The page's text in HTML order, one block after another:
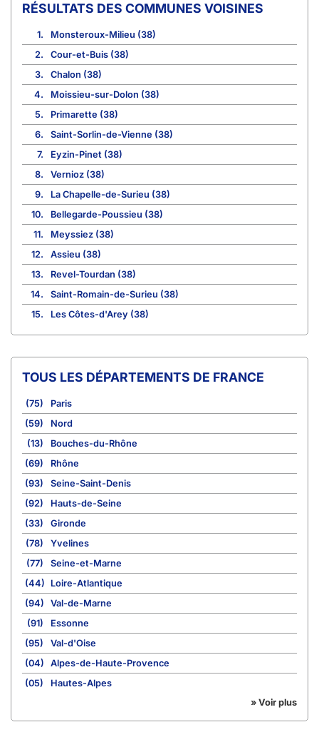
COMMUNES VOISINES
1.
Monsteroux-Milieu (38)
2.
Cour-et-Buis (38)
3.
Chalon (38)
4.
Moissieu-sur-Dolon (38)
5.
Primarette (38)
6.
Saint-Sorlin-de-Vienne (38)
7.
Eyzin-Pinet (38)
8.
Vernioz (38)
9.
La Chapelle-de-Surieu (38)
10.
Bellegarde-Poussieu (38)
11.
Meyssiez (38)
12.
Assieu (38)
13.
Revel-Tourdan (38)
14.
Saint-Romain-de-Surieu (38)
15.
Les Côtes-d'Arey (38)
TOUS LES DÉPARTEMENTS DE FRANCE
(75)
Paris
(59)
Nord
(13)
Bouches-du-Rhône
(69)
Rhône
(93)
Seine-Saint-Denis
(92)
Hauts-de-Seine
(33)
Gironde
(78)
Yvelines
(77)
Seine-et-Marne
(44)
Loire-Atlantique
(94)
Val-de-Marne
(91)
Essonne
(95)
Val-d'Oise
(04)
Alpes-de-Haute-Provence
(05)
Hautes-Alpes
» Voir plus